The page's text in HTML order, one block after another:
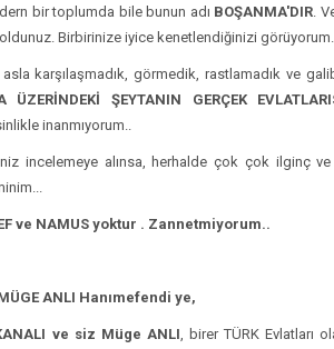
bir toplumda bile bunun adı BOŞANMA'DIR .
Birbirinize iyice kenetlendiğinizi görüyorum.
karşılaşmadık, görmedik, rastlamadık ve
ÜZERİNDEKİ ŞEYTANIN GERÇEK
inanmıyorum..
incelemeye alınsa, herhalde çok çok ilginç
ve NAMUS yoktur . Zannetmiyorum..
ANLI Hanımefendi ye,
ve siz Müge ANLI , birer TÜRK Evlatları